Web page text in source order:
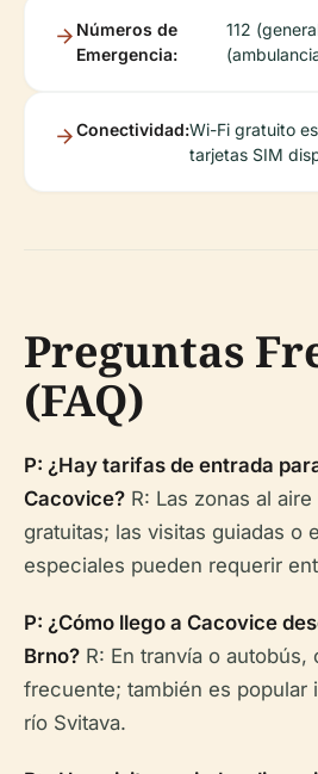
Números de
Emergencia:
112
Conectividad:Wi-Fi gratuito
tarjetas SIM
Preguntas
(FAQ)
P: ¿Hay tarifas de entrada
Cacovice? R: Las zonas al
gratuitas; las visitas guiadas o
especiales pueden requerir
P: ¿Cómo llego a Cacovice
Brno? R: En tranvía o
frecuente; también es popular
río Svitava.